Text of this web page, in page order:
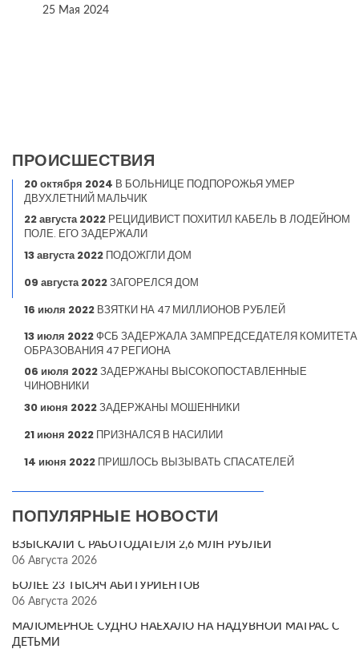
25 Мая 2024
ПРОИСШЕСТВИЯ
20 октября 2024 В БОЛЬНИЦЕ ПОДПОРОЖЬЯ УМЕР
ДВУХЛЕТНИЙ МАЛЬЧИК
22 августа 2022 РЕЦИДИВИСТ ПОХИТИЛ КАБЕЛЬ В ЛОДЕЙНОМ
ПОЛЕ. ЕГО ЗАДЕРЖАЛИ
13 августа 2022 ПОДОЖГЛИ ДОМ
09 августа 2022ЗАГОРЕЛСЯ ДОМ
16 июля 2022 ВЗЯТКИ НА 47 МИЛЛИОНОВ РУБЛЕЙ
13 июля 2022ФСБ ЗАДЕРЖАЛА ЗАМПРЕДСЕДАТЕЛЯ КОМИТЕТА
ОБРАЗОВАНИЯ 47 РЕГИОНА
06 июля 2022ЗАДЕРЖАНЫ ВЫСОКОПОСТАВЛЕННЫЕ
ЧИНОВНИКИ
30 июня 2022ЗАДЕРЖАНЫ МОШЕННИКИ
21 июня 2022 ПРИЗНАЛСЯ В НАСИЛИИ
14 июня 2022 ПРИШЛОСЬ ВЫЗЫВАТЬ СПАСАТЕЛЕЙ
ПОПУЛЯРНЫЕ НОВОСТИ
ВЗЫСКАЛИ С РАБОТОДАТЕЛЯ 2,6 МЛН РУБЛЕЙ
06 Августа 2026
БОЛЕЕ 23 ТЫСЯЧ АБИТУРИЕНТОВ
06 Августа 2026
МАЛОМЕРНОЕ СУДНО НАЕХАЛО НА НАДУВНОЙ МАТРАС С
ДЕТЬМИ